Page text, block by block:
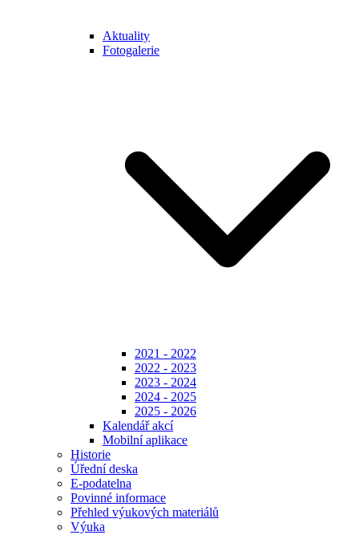
Aktuality
Fotogalerie
2021 - 2022
2022 - 2023
2023 - 2024
2024 - 2025
2025 - 2026
Kalendář akcí
Mobilní aplikace
Historie
Úřední deska
E-podatelna
Povinné informace
Přehled výukových materiálů
Výuka